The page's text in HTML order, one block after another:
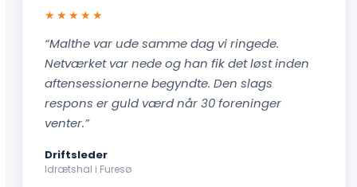
★★★★★
“Malthe var ude samme dag vi ringede.
Netværket var nede og han fik det løst inden
aftensessionerne begyndte. Den slags
respons er guld værd når 30 foreninger
venter.”
Driftsleder
Idrætshal i Furesø